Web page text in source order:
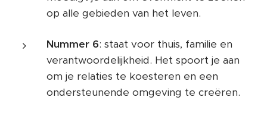
op alle gebieden van het leven.
Nummer 6: staat voor thuis, familie en
verantwoordelijkheid. Het spoort je aan
om je relaties te koesteren en een
ondersteunende omgeving te creëren.